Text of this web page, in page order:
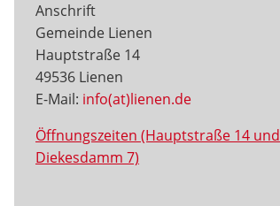
Anschrift
Gemeinde Lienen
Hauptstraße 14
49536 Lienen
E-Mail: info(at)lienen.de
Öffnungszeiten (Hauptstraße 14 und
Diekesdamm 7)